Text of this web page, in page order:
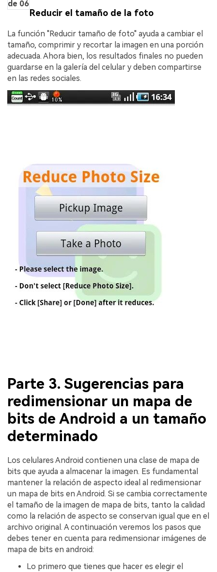
de 06
Reducir el tamaño de la foto
La función "Reducir tamaño de foto" ayuda a cambiar el
tamaño, comprimir y recortar la imagen en una porción
adecuada. Ahora bien, los resultados finales no pueden
guardarse en la galería del celular y deben compartirse
en las redes sociales.
Parte 3. Sugerencias para
redimensionar un mapa de
bits de Android a un tamaño
determinado
Los celulares Android contienen una clase de mapa de
bits que ayuda a almacenar la imagen. Es fundamental
mantener la relación de aspecto ideal al redimensionar
un mapa de bits en Android. Si se cambia correctamente
el tamaño de la imagen de mapa de bits, tanto la calidad
como la relación de aspecto se conservan igual que en el
archivo original. A continuación veremos los pasos que
debes tener en cuenta para redimensionar imágenes de
mapa de bits en android:
Lo primero que tienes que hacer es elegir el